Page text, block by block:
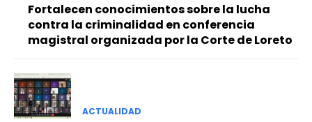
Fortalecen conocimientos sobre la lucha
contra la criminalidad en conferencia
magistral organizada por la Corte de Loreto
ACTUALIDAD